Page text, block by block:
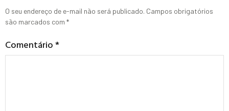
O seu endereço de e-mail não será publicado. Campos obrigatórios
são marcados com *
Comentário*